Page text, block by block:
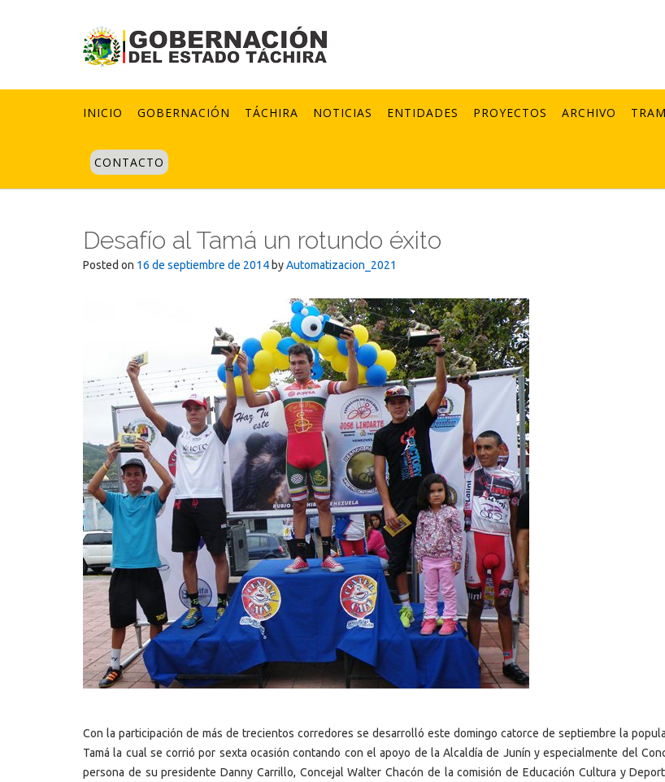
INICIO GOBERNACIÓN TÁCHIRA NOTICIAS ENTIDADES PROYECTOS ARCHIVO
CONTACTO
Desafío al Tamá un rotundo éxito
Posted on 16 de septiembre de 2014 byAutomatizacion_2021
Con la participación de más de trecientos corredores se desarrolló este domingo catorce de septiembre la
Tamá la cual se corrió por sexta ocasión contando con el apoyo de la Alcaldía de Junín y especialmente del
persona de su presidente Danny Carrillo, Concejal Walter Chacón de la comisión de Educación Cultura y